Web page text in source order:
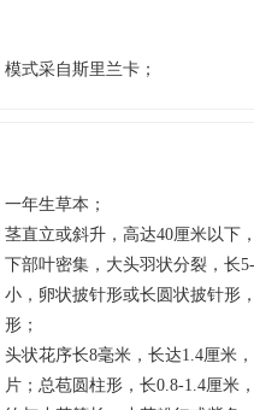
模式采自斯里兰卡；
一年生草本；
茎直立或斜升，高达40厘米以下
下部叶密集，大头羽状分裂，长
小，卵状披针形或长圆状披针形
形；
头状花序长8毫米，长达1.4厘米
片；总苞圆柱形，长0.8-1.4厘米